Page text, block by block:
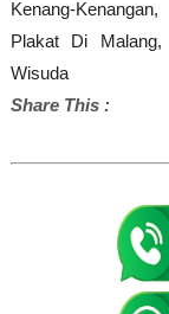
Kenang-Kenangan,
Plakat Di Malang,
Wisuda
Share This :